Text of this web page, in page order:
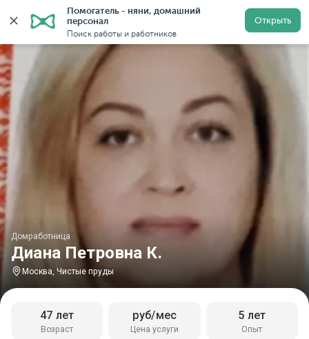
Помогатель - няни, домашний
персонал
Поиск работы и работников
Открыть
Главная Домработницы Домработницы в Москве
Диана Петровна К.
Домработница
Москва, Чистые пруды
Возраст
47 лет
Цена услуги
руб/мес
Опыт
5 лет